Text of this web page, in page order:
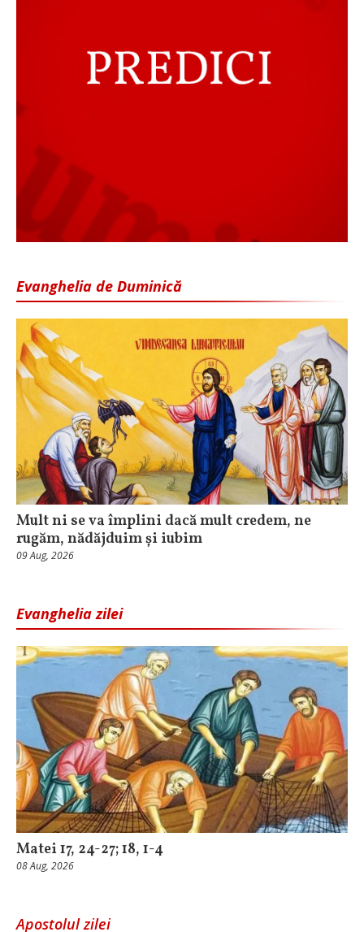
Evanghelia de Duminică
Mult ni se va împlini dacă mult credem, ne
rugăm, nădăjduim și iubim
09 Aug, 2026
Evanghelia zilei
Matei 17, 24-27; 18, 1-4
08 Aug, 2026
Apostolul zilei